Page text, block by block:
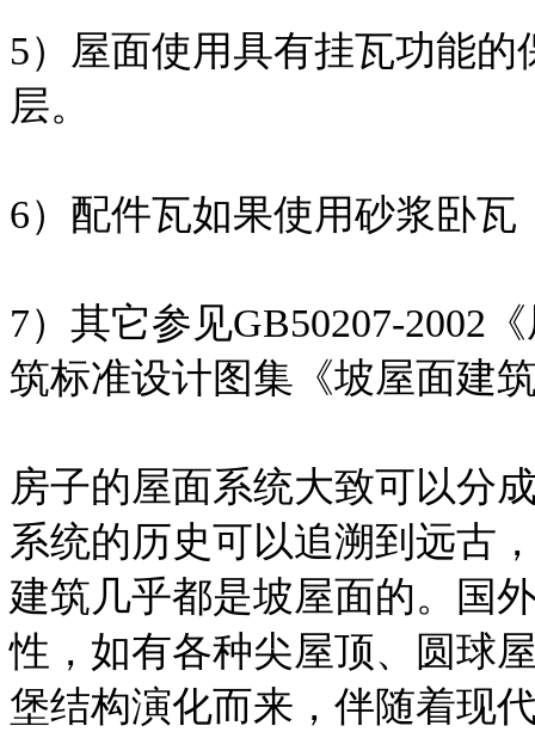
5）屋面使用具有挂瓦功能
层。
6）配件瓦如果使用砂浆卧
7）其它参见GB50207-2002
筑标准设计图集《坡屋面建
房子的屋面系统大致可以分
系统的历史可以追溯到远古
建筑几乎都是坡屋面的。国
性，如有各种尖屋顶、圆球
堡结构演化而来，伴随着现